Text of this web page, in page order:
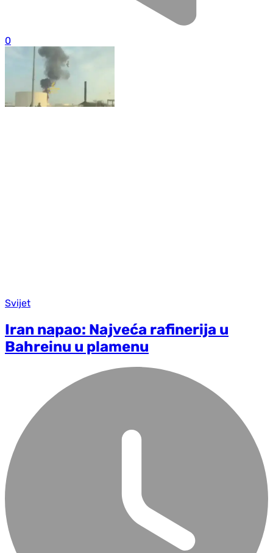
0
Svijet
Iran napao: Najveća rafinerija u
Bahreinu u plamenu